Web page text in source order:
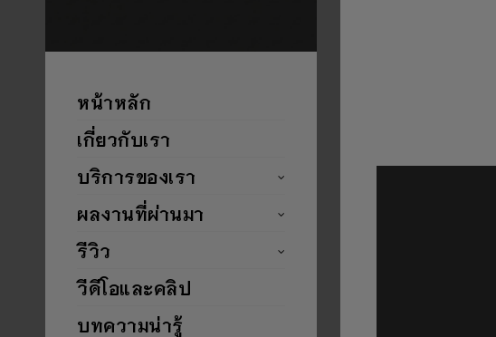
หน้าหลัก
เกี่ยวกับเรา
บริการของเรา
ผลงานที่ผ่านมา
รีวิว
วีดีโอและคลิป
บทความน่ารู้